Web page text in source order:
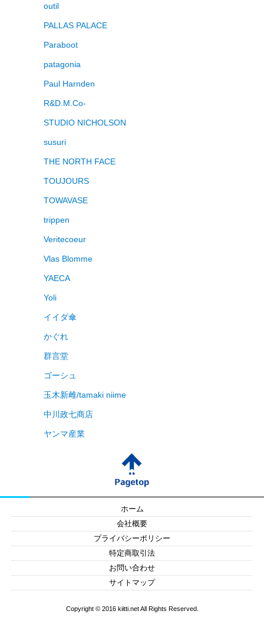
outil
PALLAS PALACE
Paraboot
patagonia
Paul Harnden
R&D.M.Co-
STUDIO NICHOLSON
susuri
THE NORTH FACE
TOUJOURS
TOWAVASE
trippen
Veritecoeur
Vlas Blomme
YAECA
Yoli
イイダ傘
かぐれ
群言堂
ゴーシュ
玉木新雌/tamaki niime
中川政七商店
ヤンマ産業
ホーム
会社概要
プライバシーポリシー
特定商取引法
お問い合わせ
サイトマップ
Copyright © 2016 kiitti.net All Rights Reserved.